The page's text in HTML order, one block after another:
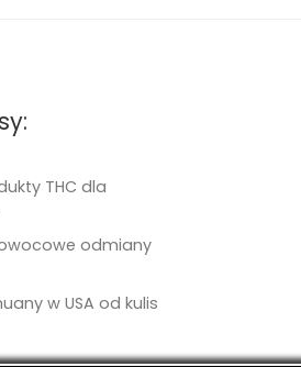
THC dla
odmiany
w USA od kulis